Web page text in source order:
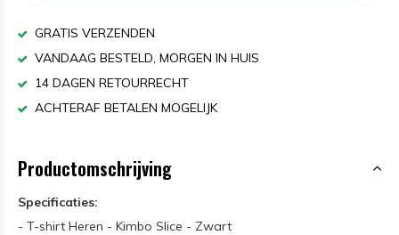
GRATIS VERZENDEN
VANDAAG BESTELD, MORGEN IN HUIS
14 DAGEN RETOURRECHT
ACHTERAF BETALEN MOGELIJK
Productomschrijving
Specificaties:
- T-shirt Heren - Kimbo Slice - Zwart